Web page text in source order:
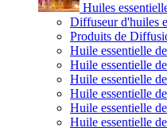
Huiles
Diffuseur d'huiles
Produits de
Huile essentielle
Huile essentielle
Huile essentielle
Huile essentielle
Huile essentielle
Huile essentielle